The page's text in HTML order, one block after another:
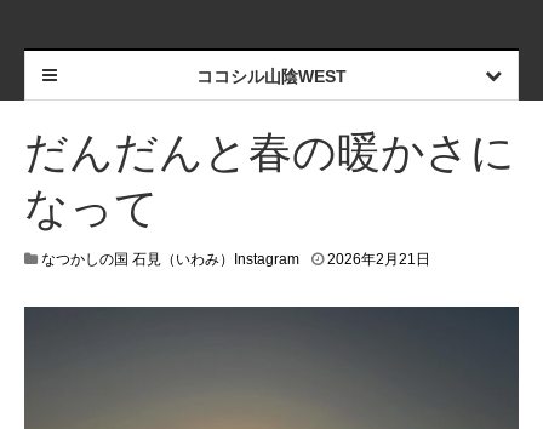
ココシル山陰WEST
だんだんと春の暖かさに
なって
なつかしの国 石見（いわみ）Instagram 2026年2月21日